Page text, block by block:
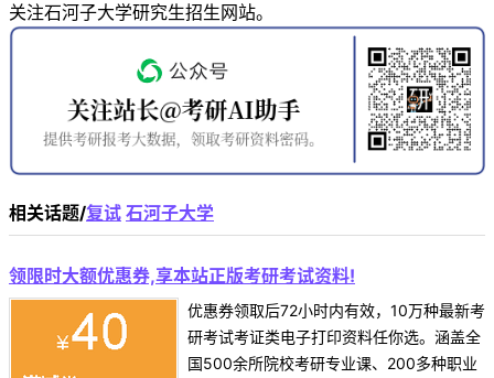
关注石河子大学研究生招生网站。
相关话题/复试 石河子大学
领限时大额优惠券,享本站正版考研考试资料!
优惠券领取后72小时内有效，10万种最新考
研考试考证类电子打印资料任你选。涵盖全
国500余所院校考研专业课、200多种职业